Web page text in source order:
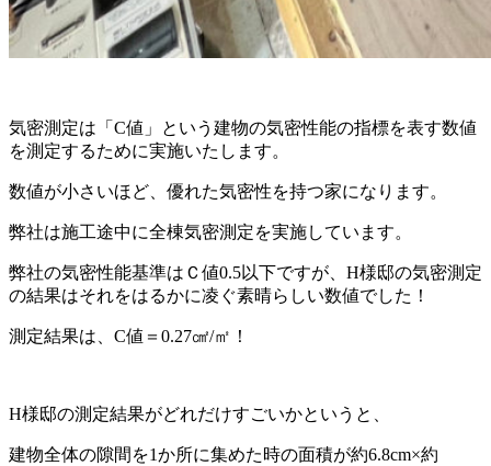
気密測定は「C値」という建物の気密性能の指標を表す数値
を測定するために実施いたします。
数値が小さいほど、優れた気密性を持つ家になります。
弊社は施工途中に全棟気密測定を実施しています。
弊社の気密性能基準はＣ値0.5以下ですが、H様邸の気密測定
の結果はそれをはるかに凌ぐ素晴らしい数値でした！
測定結果は、C値＝0.27㎠/㎡！
H様邸の測定結果がどれだけすごいかというと、
建物全体の隙間を1か所に集めた時の面積が約6.8cm×約